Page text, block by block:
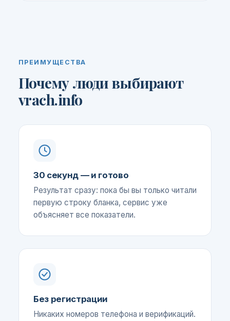
ПРЕИМУЩЕСТВА
Почему люди выбирают
vrach.info
30 секунд — и готово
Результат сразу: пока бы вы только читали
первую строку бланка, сервис уже
объясняет все показатели.
Без регистрации
Никаких номеров телефона и верификаций.